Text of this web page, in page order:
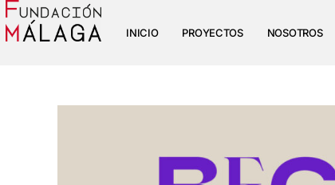
INICIO PROYECTOS NOSOTROS